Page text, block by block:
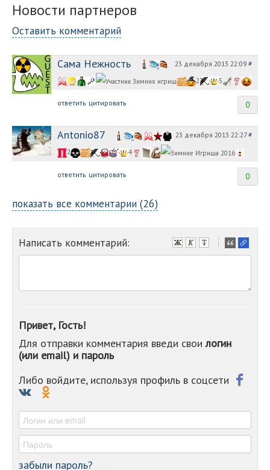
Новости партнеров
Оставить комментарий
Сама Нежность 23 декабря 2013 22:09 #
2 5
0
ответить цитировать
Antonio87 23 декабря 2013 22:27#
2 4
0
ответить цитировать
показать все комментарии (26)
Написать комментарий:
-
-
-
-
-
Привет, Гость!
Для отправки комментария введи своилогин
(или email) и пароль
Либо войдите, используя профиль в соцсети
забыли пароль?